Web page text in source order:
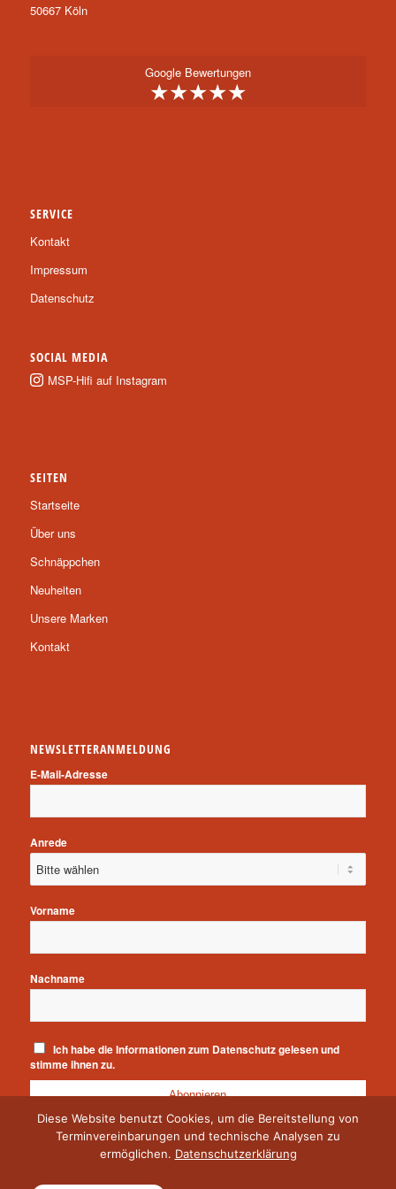
50667 Köln
Google Bewertungen
★★★★★
SERVICE
Kontakt
Impressum
Datenschutz
SOCIAL MEDIA
MSP-Hifi auf Instagram
SEITEN
Startseite
Über uns
Schnäppchen
Neuheiten
Unsere Marken
Kontakt
NEWSLETTERANMELDUNG
E-Mail-Adresse
Anrede
Vorname
Nachname
Ich habe dieInformationen zum Datenschutzgelesen und
stimme ihnen zu.
Zur Newsletter-Abmeldung
Diese Website benutzt Cookies, um die Bereitstellung von
Terminvereinbarungen und technische Analysen zu
ermöglichen. Datenschutzerklärung